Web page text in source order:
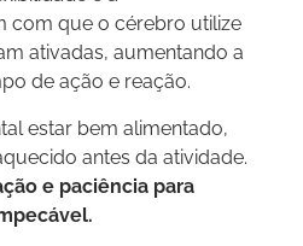
com que o cérebro utilize
ativadas, aumentando a
de ação e reação.
estar bem alimentado,
antes da atividade.
e paciência para